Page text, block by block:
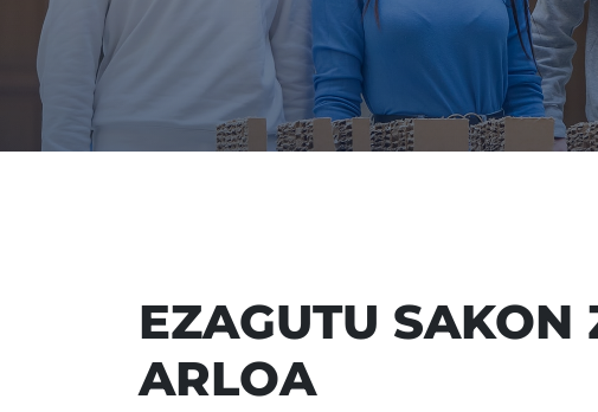
EZAGUTU SAKON
ARLOA